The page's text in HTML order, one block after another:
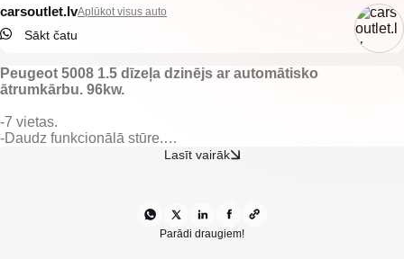
carsoutlet.lvAplūkot visus auto
Sākt čatu
Peugeot 5008 1.5 dīzeļa dzinējs ar automātisko
ātrumkārbu. 96kw.
-7 vietas.
-Daudz funkcionālā stūre.
-Radio/AUX/USB/Bluetooth.
Lasīt vairāk
Parādi draugiem!